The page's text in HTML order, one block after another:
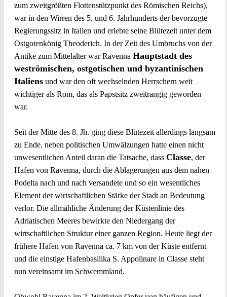
zum zweitgrößten Flottenstützpunkt des Römischen Reichs),
war in den Wirren des 5. und 6. Jahrhunderts der bevorzugte
Regierungssitz in Italien und erlebte seine Blütezeit unter dem
Ostgotenkönig Theoderich. In der Zeit des Umbruchs von der
Antike zum Mittelalter war Ravenna Hauptstadt des
weströmischen, ostgotischen und byzantinischen
Italiens und war den oft wechselnden Herrschern weit
wichtiger als Rom, das als Papstsitz zweitrangig geworden
war.
Seit der Mitte des 8. Jh. ging diese Blütezeit allerdings langsam
zu Ende, neben politischen Umwälzungen hatte einen nicht
unwesentlichen Anteil daran die Tatsache, dass Classe, der
Hafen von Ravenna, durch die Ablagerungen aus dem nahen
Podelta nach und nach versandete und so ein wesentliches
Element der wirtschaftlichen Stärke der Stadt an Bedeutung
verlor. Die allmähliche Änderung der Küstenlinie des
Adriatischen Meeres bewirkte den Niedergang der
wirtschaftlichen Struktur einer ganzen Region. Heute liegt der
frühere Hafen von Ravenna ca. 7 km von der Küste entfernt
und die einstige Hafenbasilika S. Appolinare in Classe steht
nun vereinsamt im Schwemmland.